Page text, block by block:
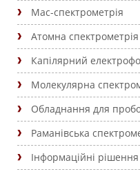
Мас-спектрометрія
Атомна спектрометрія
Капілярний
Молекулярна
Обладнання для
Раманівська
Інформаційні